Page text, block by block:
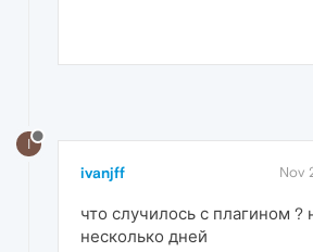
I
ivanjff Nov
что случилось с плагином ?
несколько дней